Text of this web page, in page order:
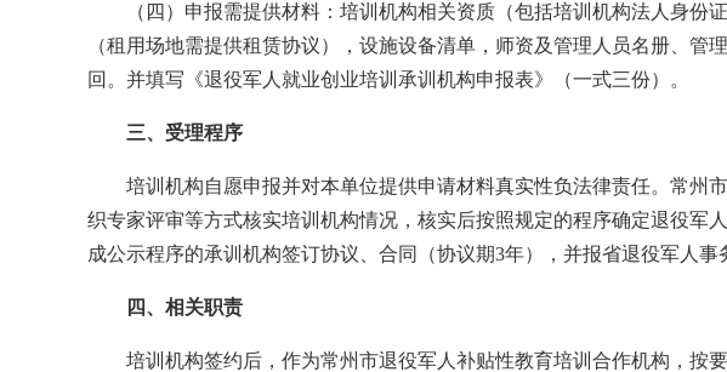
（四）申报需提供材料：培训机构相关资质（包括培训机构法人身
（租用场地需提供租赁协议），设施设备清单，师资及管理人员名册、
回。并填写《退役军人就业创业培训承训机构申报表》（一式三份）。
三、受理程序
培训机构自愿申报并对本单位提供申请材料真实性负法律责任。常州
织专家评审等方式核实培训机构情况，核实后按照规定的程序确定退役军
成公示程序的承训机构签订协议、合同（协议期3年），并报省退役军人事
四、相关职责
培训机构签约后，作为常州市退役军人补贴性教育培训合作机构，按